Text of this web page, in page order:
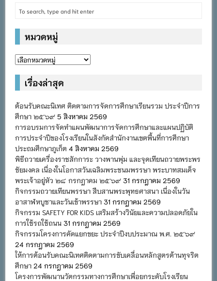
หมวดหมู่
หมวด
เรื่องล่าสุด
ต้อนรับคณะนิเทศ ติดตามการจัดการศึกษาเรียนรวม ประจำปีการ
ศึกษา ๒๕๖๙ 5 สิงหาคม 2569
การอบรมการจัดทำแผนพัฒนาการจัดการศึกษาและแผนปฏิบัติ
การประจำปีของโรงเรียนในสังกัดสำนักงานเขตพื้นที่การศึกษา
ประถมศึกษาภูเก็ต 4 สิงหาคม 2569
พิธีถวายเครื่องราชสักการะ วางพานพุ่ม และจุดเทียนถวายพระพร
ชัยมงคล เนื่องในโอกาสวันเฉลิมพระชนมพรรษา พระบาทสมเด็จ
พระเจ้าอยู่หัว ๒๘ กรกฎาคม ๒๕๖๙ 31 กรกฎาคม 2569
กิจกรรมถวายเทียนพรรษา สืบสานพระพุทธศาสนา เนื่องในวัน
อาสาฬหบูชาและวันเข้าพรรษา 31 กรกฎาคม 2569
กิจกรรม SAFETY FOR KIDS เสริมสร้างวินัยและความปลอดภัยใน
การใช้รถใช้ถนน 31 กรกฎาคม 2569
กิจกรรมโครงการคัดแยกขยะ ประจำปีงบประมาณ พ.ศ. ๒๕๖๙
24 กรกฎาคม 2569
ให้การต้อนรับคณะนิเทศติดตามการขับเคลื่อนหลักสูตรต้านทุจริต
ศึกษา 24 กรกฎาคม 2569
โครงการพัฒนานวัตกรรมทางการศึกษาเพื่อยกระดับโรงเรียน